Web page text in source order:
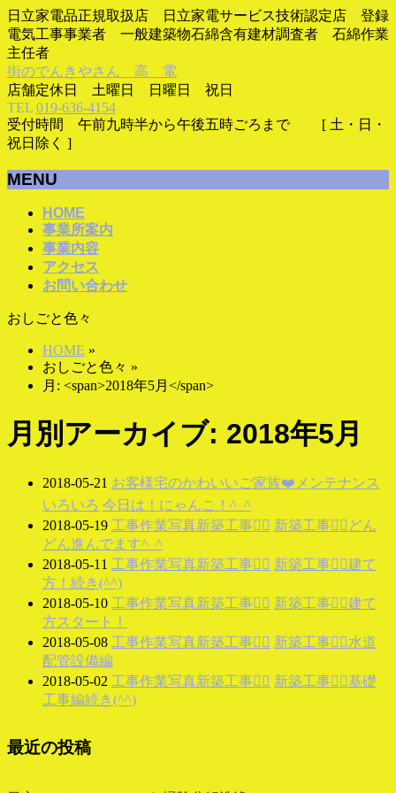
日立家電品正規取扱店 日立家電サービス技術認定店 登録
電気工事事業者 一般建築物石綿含有建材調査者 石綿作業
主任者
街のでんきやさん 高 電
店舗定休日 土曜日 日曜日 祝日
TEL 019-636-4154
受付時間 午前九時半から午後五時ごろまで [ 土・日・
祝日除く ]
MENU
ば
HOME
事業所案内
事業内容
アクセス
お問い合わせ
おしごと色々
HOME »
おしごと色々 »
月: <span>2018年5月</span>
月別アーカイブ: 2018年5月
2018-05-21 お客様宅のかわいいご家族❤️ メンテナンス
いろいろ 今日は！にゃんこ！^_^
2018-05-19 工事作業写真新築工事👷‍♂️ 新築工事👷‍♂️どん
どん進んでます^_^
2018-05-11 工事作業写真新築工事👷‍♂️ 新築工事👷‍♂️建て
方！続き(^^)
2018-05-10 工事作業写真新築工事👷‍♂️ 新築工事👷‍♂️建て
方スタート！
2018-05-08 工事作業写真新築工事👷‍♂️ 新築工事👷‍♂️水道
配管設備編
2018-05-02 工事作業写真新築工事👷‍♂️ 新築工事👷‍♂️基礎
工事編続き(^^)
最近の投稿